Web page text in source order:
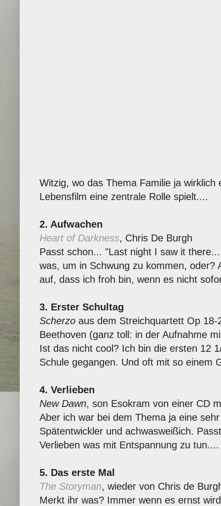
Witzig, wo das Thema Familie ja wirklich
Lebensfilm eine zentrale Rolle spielt....
2. Aufwachen
Heart of Darkness, Chris De Burgh
Passt schon... "Last night I saw it
was, um in Schwung zu kommen, oder?
auf, dass ich froh bin, wenn es nicht
3. Erster Schultag
Scherzo aus dem Streichquartett Op
Beethoven (ganz toll: in der Aufnahme
Ist das nicht cool? Ich bin die ersten 12
Schule gegangen. Und oft mit so einem
4. Verlieben
New Dawn, son Esokram von einer CD
Aber ich war bei dem Thema ja eine
Spätentwickler und achwasweißich.
Verlieben was mit Entspannung zu tun....
5. Das erste Mal
The Storyman, wieder von Chris de
Merkt ihr was? Immer wenn es ernst